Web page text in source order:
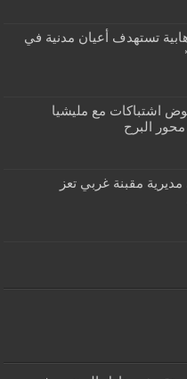
تستهدف أعيان مدنية في
اشتباكات مع مليشيا
محور البرح
مقبنة غربي تعز